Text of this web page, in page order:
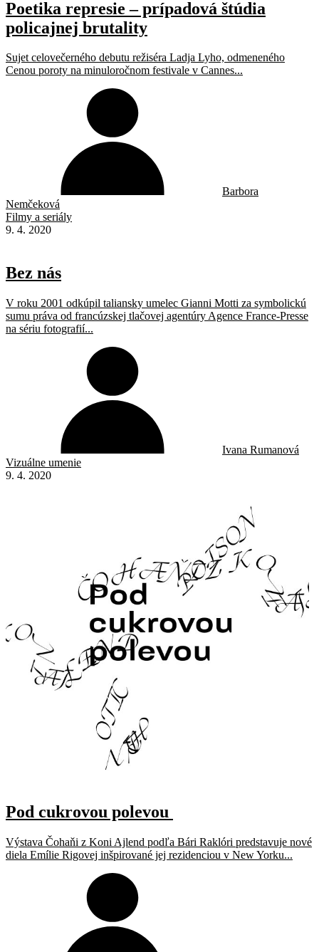
Poetika represie – prípadová štúdia
policajnej brutality
Sujet celovečerného debutu režiséra Ladja Lyho, odmeneného
Cenou poroty na minuloročnom festivale v Cannes...
Barbora
Nemčeková
Filmy a seriály
9. 4. 2020
Bez nás
V roku 2001 odkúpil taliansky umelec Gianni Motti za symbolickú
sumu práva od francúzskej tlačovej agentúry Agence France-Presse
na sériu fotografií...
Ivana Rumanová
Vizuálne umenie
9. 4. 2020
Pod cukrovou polevou
Výstava Čohaňi z Koni Ajlend podľa Bári Raklóri predstavuje nové
diela Emílie Rigovej inšpirované jej rezidenciou v New Yorku...